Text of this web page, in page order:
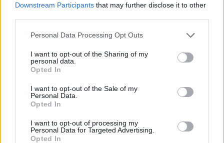
Downstream Participants that may further disclose it to other
Please note that this website/app uses one or more Google
not limited to your visit or usage behaviour. You may click to
grant or deny consent to Google and its third-party tags to
use your data for below specified purposes in below Google
consent section.
Personal Data Processing Opt Outs
I want to opt-out of the Sharing of my
personal data.
Opted In
I want to opt-out of the Sale of my
Personal Data.
Opted In
I want to opt-out of processing my
Personal Data for Targeted Advertising.
Opted In
A BAROKK ÖSSZES ÁRNYALATA ÉS MÉG EGY SOR
KIVÁLÓ PROGRAM VÁR MINDENKIT EZEN A HÉTVÉGÉN